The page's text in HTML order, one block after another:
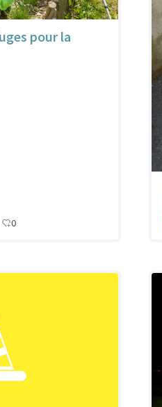
pour la
0